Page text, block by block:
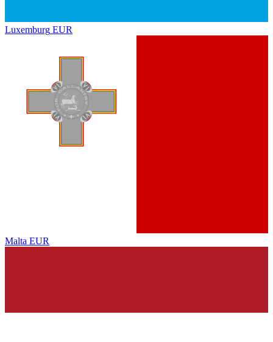
Luxemburg EUR
Malta EUR